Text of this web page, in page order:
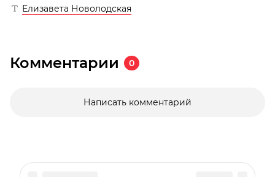
Елизавета Новолодская
Комментарии 0
Написать комментарий